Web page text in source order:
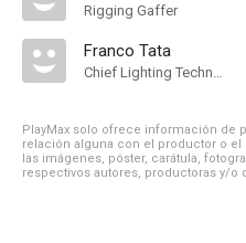
Rigging Gaffer
Franco Tata
Chief Lighting Technician
PlayMax solo ofrece información de
relación alguna con el productor o
las imágenes, póster, carátula,
respectivos autores, productoras y/o